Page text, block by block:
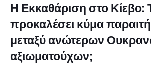
Η Εκκαθάριση στο Κίεβο:
προκαλέσει κύμα
μεταξύ ανώτερων
αξιωματούχων;